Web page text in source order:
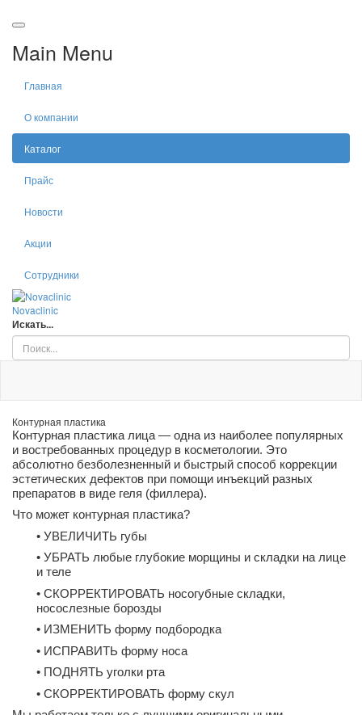
Main Menu
Главная
О компании
Каталог
Прайс
Новости
Акции
Сотрудники
Novaclinic
Искать...
Контурная пластика
Контурная пластика лица — одна из наиболее популярных
и востребованных процедур в косметологии. Это
абсолютно безболезненный и быстрый способ коррекции
эстетических дефектов при помощи инъекций разных
препаратов в виде геля (филлера).
Что может контурная пластика?
• УВЕЛИЧИТЬ губы
• УБРАТЬ любые глубокие морщины и складки на лице
и теле
• СКОРРЕКТИРОВАТЬ носогубные складки,
носослезные борозды
• ИЗМЕНИТЬ форму подбородка
• ИСПРАВИТЬ форму носа
• ПОДНЯТЬ уголки рта
• СКОРРЕКТИРОВАТЬ форму скул